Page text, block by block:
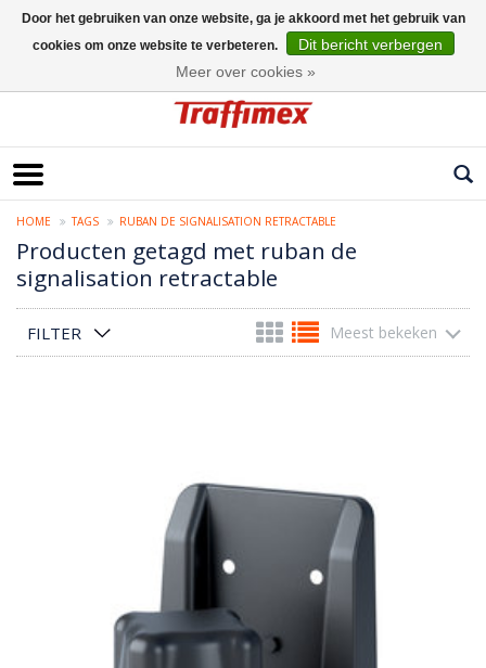
HOME TAGS RUBAN DE SIGNALISATION RETRACTABLE
Producten getagd met ruban de
signalisation retractable
FILTER Meest bekeken
Door het gebruiken van onze website, ga je akkoord met het gebruik van
cookies om onze website te verbeteren.
Dit bericht verbergen
Meer over cookies »